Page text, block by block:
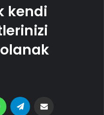
kendi
WhatsApp